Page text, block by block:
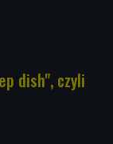
dish", czyli